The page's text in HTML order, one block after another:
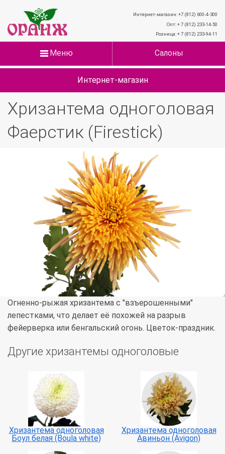
Интернет-магазин: +7 (812) 600-4-300
Опт: + 7 (812) 233-14-50
Розница: + 7 (812) 233-94-11
Меню Салоны
Интернет-магазин
Хризантема одноголовая
Фаерстик (Firestick)
Огненно-рыжая хризантема с "взъерошенными"
лепестками, что делает её похожей на разрыв
фейерверка или бенгальский огонь. Цветок-праздник.
Другие хризантемы одноголовые
Хризантема одноголовая
Боул белая (Boula white)
Хризантема одноголовая
Авиньон (Avigon)